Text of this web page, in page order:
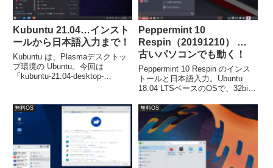
Kubuntu 21.04…インスト
ールから日本語入力まで！
Kubuntu は、Plasmaデスクトッ
プ環境の Ubuntu。今回は
「kubuntu-21.04-desktop-
問題なく簡単にできるでしょう。
Peppermint 10
Respin（20191210） …
古いパソコンでも動く！
Peppermint 10 Respin のインス
トールと日本語入力。Ubuntu
18.04 LTSベースのOSで、32bit
す。インストールは簡単で、言語
の選択とユーザー情報の入力以外
は、何回かクリックするだけで完
了します。
無料OS 無料OS